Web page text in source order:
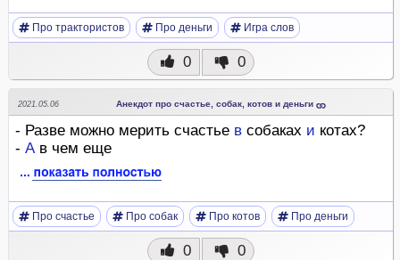
Про трактористов Про деньги Игра слов
0 0
2021.05.06 Анекдот про счастье, собак, котов и деньги
- Разве можно мерить счастье в собаках и котах?
- Ав чем еще
Про счастье Про собак Про котов Про деньги
0 0